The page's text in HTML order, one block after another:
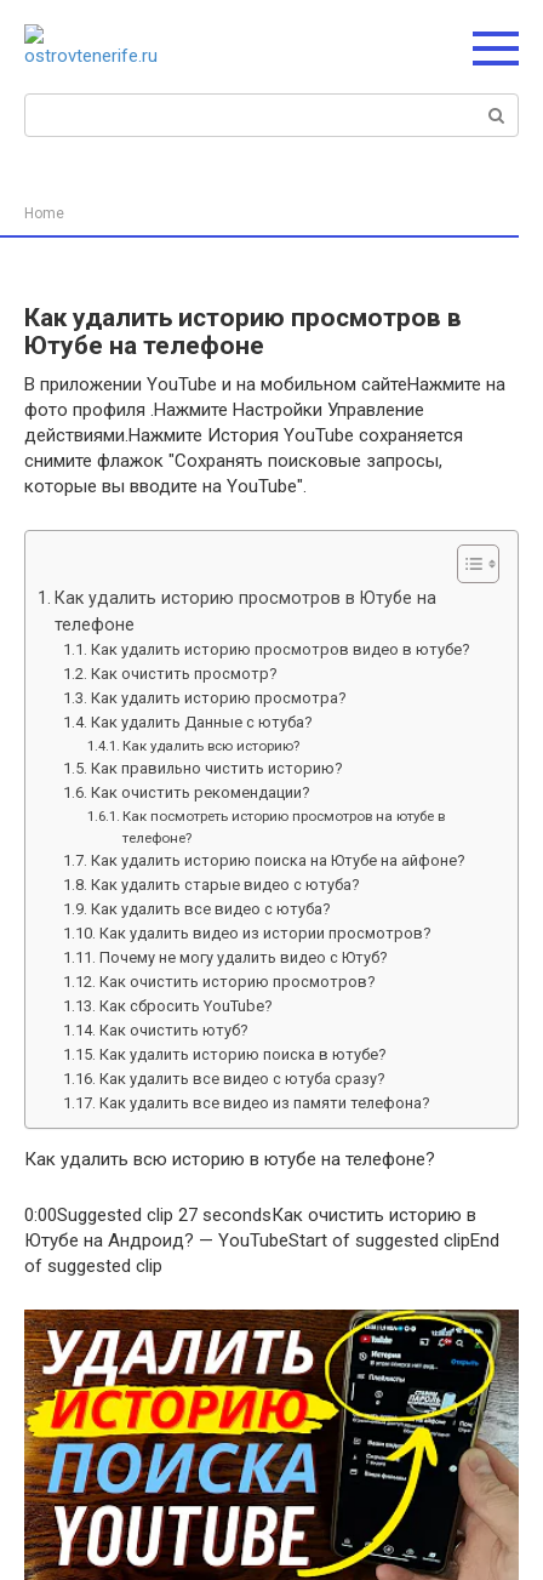
контенту
Поиск:
Home
Как удалить историю просмотров в
Ютубе на телефоне
В приложении YouTube и на мобильном сайтеНажмите на
фото профиля .Нажмите Настройки Управление
действиями.Нажмите История YouTube сохраняется
снимите флажок "Сохранять поисковые запросы,
которые вы вводите на YouTube".
Как удалить историю просмотров в Ютубе на
телефоне
Как удалить историю просмотров видео в ютубе?
Как очистить просмотр?
Как удалить историю просмотра?
Как удалить Данные с ютуба?
Как удалить всю историю?
Как правильно чистить историю?
Как очистить рекомендации?
Как посмотреть историю просмотров на ютубе в
телефоне?
Как удалить историю поиска на Ютубе на айфоне?
Как удалить старые видео с ютуба?
Как удалить все видео с ютуба?
Как удалить видео из истории просмотров?
Почему не могу удалить видео с Ютуб?
Как очистить историю просмотров?
Как сбросить YouTube?
Как очистить ютуб?
Как удалить историю поиска в ютубе?
Как удалить все видео с ютуба сразу?
Как удалить все видео из памяти телефона?
Как удалить всю историю в ютубе на телефоне?
0:00Suggested clip 27 secondsКак очистить историю в
Ютубе на Андроид? — YouTubeStart of suggested clipEnd
of suggested clip